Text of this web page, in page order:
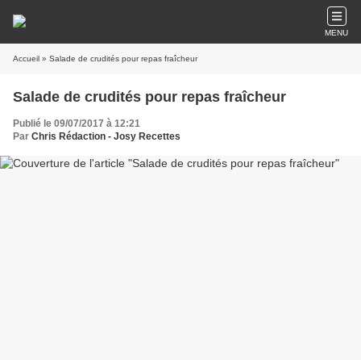
MENU
Accueil » Salade de crudités pour repas fraîcheur
Salade de crudités pour repas fraîcheur
Publié le 09/07/2017 à 12:21
Par Chris Rédaction - Josy Recettes